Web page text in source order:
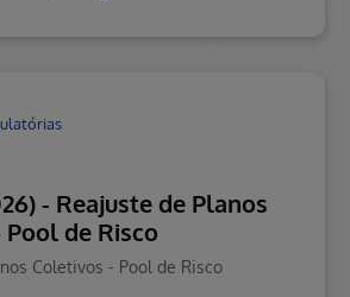
- Reajuste de Planos
de Risco
Coletivos - Pool de Risco